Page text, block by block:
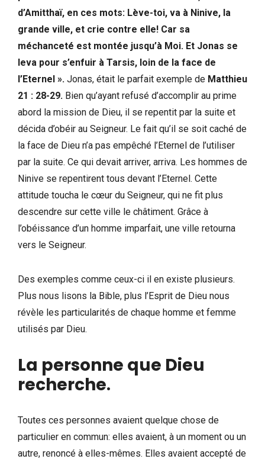
d’Amitthaï, en ces mots: Lève-toi, va à Ninive, la
grande ville, et crie contre elle! Car sa
méchanceté est montée jusqu’à Moi. Et Jonas se
leva pour s’enfuir à Tarsis, loin de la face de
l’Eternel ». Jonas, était le parfait exemple de Matthieu
21 : 28-29. Bien qu’ayant refusé d’accomplir au prime
abord la mission de Dieu, il se repentit par la suite et
décida d’obéir au Seigneur. Le fait qu’il se soit caché de
la face de Dieu n’a pas empêché l’Eternel de l’utiliser
par la suite. Ce qui devait arriver, arriva. Les hommes de
Ninive se repentirent tous devant l’Eternel. Cette
attitude toucha le cœur du Seigneur, qui ne fit plus
descendre sur cette ville le châtiment. Grâce à
l’obéissance d’un homme imparfait, une ville retourna
vers le Seigneur.
Des exemples comme ceux-ci il en existe plusieurs.
Plus nous lisons la Bible, plus l’Esprit de Dieu nous
révèle les particularités de chaque homme et femme
utilisés par Dieu.
La personne que Dieu
recherche.
Toutes ces personnes avaient quelque chose de
particulier en commun: elles avaient, à un moment ou un
autre, renoncé à elles-mêmes. Elles avaient accepté de